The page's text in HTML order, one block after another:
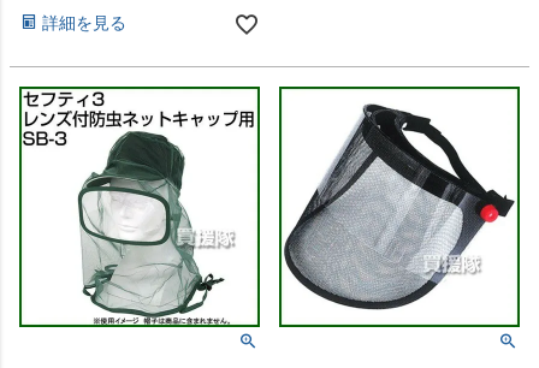
詳細を見る